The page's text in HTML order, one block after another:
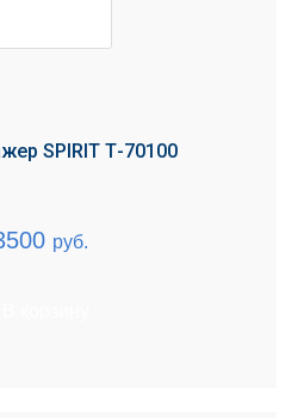
SPIRIT Т-70100
руб.